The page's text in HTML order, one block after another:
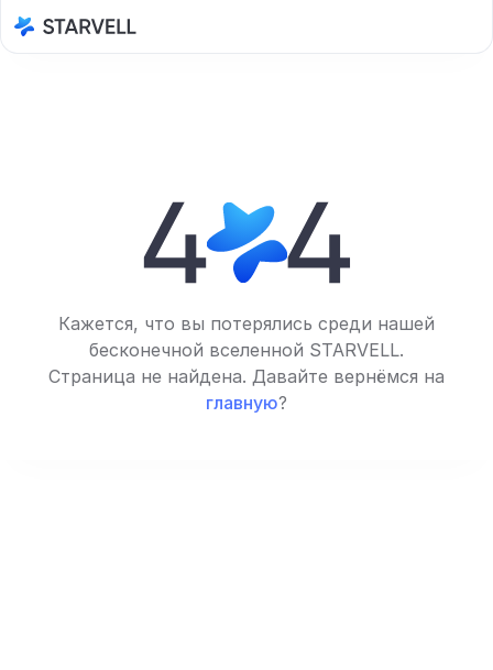
Кажется, что вы потерялись среди нашей
бесконечной вселенной STARVELL.
Страница не найдена. Давайте вернёмся на
главную?